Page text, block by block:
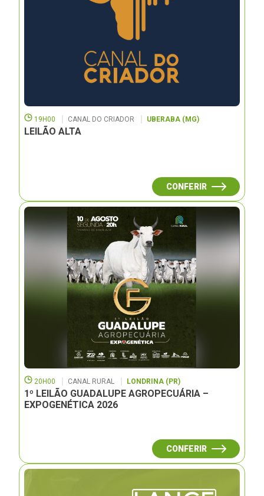
19H00 CANAL DO CRIADOR UBERABA (MG)
LEILÃO ALTA
CONFERIR
20H00 CANAL RURAL LONDRINA (PR)
1º LEILÃO GUADALUPE AGROPECUÁRIA –
EXPOGENÉTICA 2026
CONFERIR